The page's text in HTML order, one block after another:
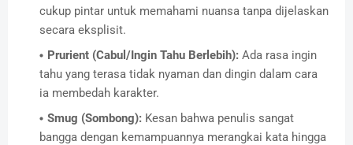
cukup pintar untuk memahami nuansa tanpa dijelaskan
secara eksplisit.
Prurient (Cabul/Ingin Tahu Berlebih): Ada rasa ingin
tahu yang terasa tidak nyaman dan dingin dalam cara
ia membedah karakter.
Smug (Sombong): Kesan bahwa penulis sangat
bangga dengan kemampuannya merangkai kata hingga